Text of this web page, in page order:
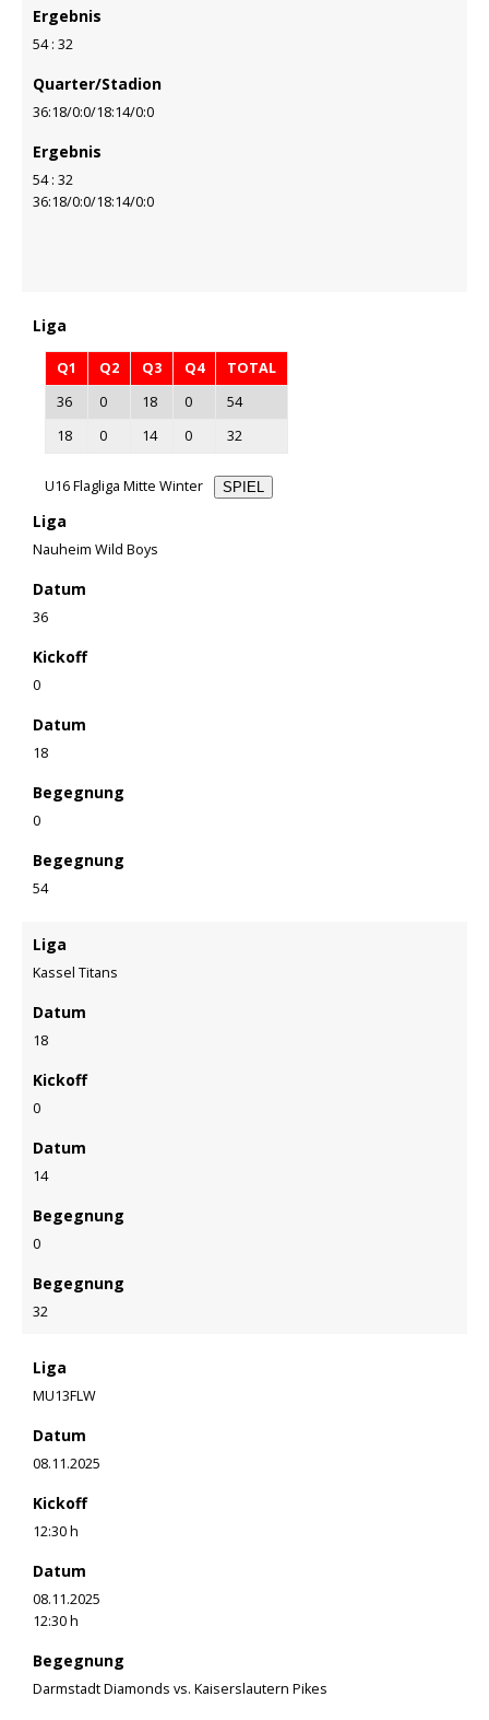
Ergebnis
54 : 32
Quarter/Stadion
36:18/0:0/18:14/0:0
Ergebnis
54 : 32
36:18/0:0/18:14/0:0
Liga
Q1 Q2 Q3 Q4
TOTAL
36
0 18 0
54
18
0 14 0 32
U16 Flagliga Mitte Winter SPIEL
Liga
Nauheim Wild Boys
Datum
36
Kickoff
0
Datum
18
Begegnung
0
Begegnung
54
Liga
Kassel Titans
Datum
18
Kickoff
0
Datum
14
Begegnung
0
Begegnung
32
Liga
MU13FLW
Datum
08.11.2025
Kickoff
12:30 h
Datum
08.11.2025
12:30 h
Begegnung
Darmstadt Diamonds vs. Kaiserslautern Pikes